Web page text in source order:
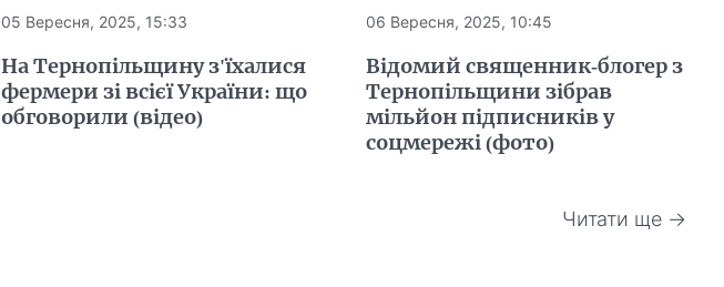
05 Вересня, 2025, 15:33
На Тернопільщину з'їхалися
фермери зі всієї України: що
обговорили (відео)
06 Вересня, 2025, 10:45
Відомий священник-блогер з
Тернопільщини зібрав
мільйон підписників у
соцмережі (фото)
Читати ще →